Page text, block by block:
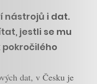
nástrojů i dat.
jestli se mu
dat, v Česku je